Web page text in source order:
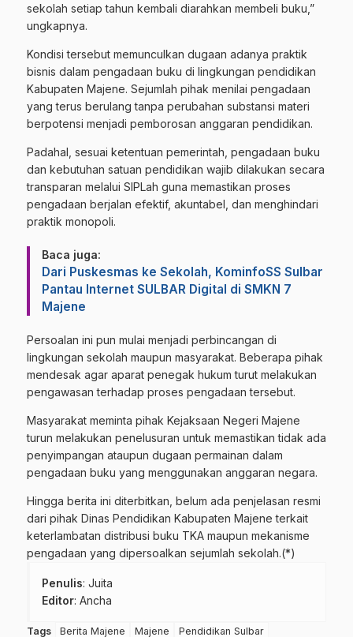
sekolah setiap tahun kembali diarahkan membeli buku,”
ungkapnya.
Kondisi tersebut memunculkan dugaan adanya praktik
bisnis dalam pengadaan buku di lingkungan pendidikan
Kabupaten Majene. Sejumlah pihak menilai pengadaan
yang terus berulang tanpa perubahan substansi materi
berpotensi menjadi pemborosan anggaran pendidikan.
Padahal, sesuai ketentuan pemerintah, pengadaan buku
dan kebutuhan satuan pendidikan wajib dilakukan secara
transparan melalui SIPLah guna memastikan proses
pengadaan berjalan efektif, akuntabel, dan menghindari
praktik monopoli.
Baca juga:
Dari Puskesmas ke Sekolah, KominfoSS Sulbar
Pantau Internet SULBAR Digital di SMKN 7
Majene
Persoalan ini pun mulai menjadi perbincangan di
lingkungan sekolah maupun masyarakat. Beberapa pihak
mendesak agar aparat penegak hukum turut melakukan
pengawasan terhadap proses pengadaan tersebut.
Masyarakat meminta pihak Kejaksaan Negeri Majene
turun melakukan penelusuran untuk memastikan tidak ada
penyimpangan ataupun dugaan permainan dalam
pengadaan buku yang menggunakan anggaran negara.
Hingga berita ini diterbitkan, belum ada penjelasan resmi
dari pihak Dinas Pendidikan Kabupaten Majene terkait
keterlambatan distribusi buku TKA maupun mekanisme
pengadaan yang dipersoalkan sejumlah sekolah.(*)
Penulis: Juita
Editor: Ancha
Tags Berita Majene Majene Pendidikan Sulbar